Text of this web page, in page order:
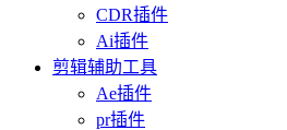
CDR插件
Ai插件
剪辑辅助工具
Ae插件
pr插件